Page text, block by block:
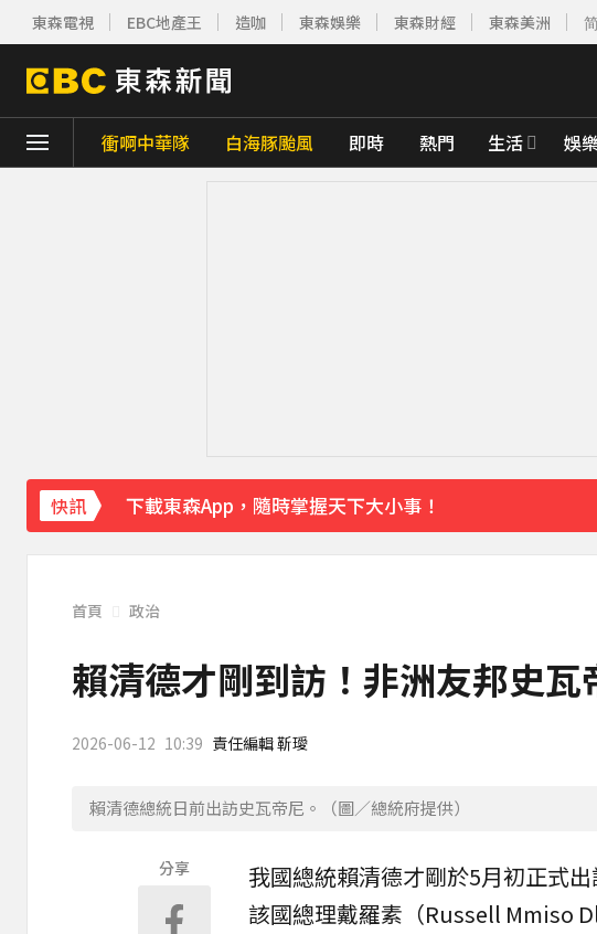
東森電視 EBC地產王 造咖 東森娛樂 東森財經 東森美洲
衝啊中華隊 白海豚颱風 即時 熱門 生活 娛
快訊
下載東森App，隨時掌握天下大小事！
今彩539開出3注800萬！威力彩頭獎、貳獎雙雙槓龜
7
首頁 政治
賴清德才剛到訪！非洲友邦史瓦
2026-06-12 10:39 責任編輯 靳璦
賴清德總統日前出訪史瓦帝尼。（圖／總統府提供）
分享 我國總統賴清德才剛於5月初正式出
該國總理戴羅素（Russell Mmiso